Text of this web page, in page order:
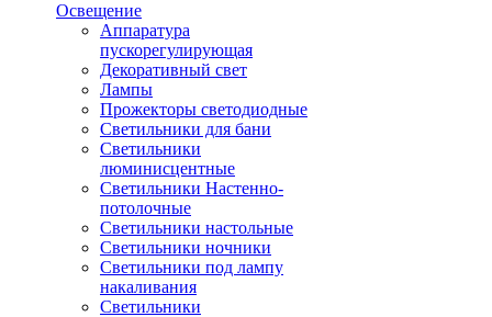
Освещение
Аппаратура
пускорегулирующая
Декоративный свет
Лампы
Прожекторы светодиодные
Светильники для бани
Светильники
люминисцентные
Светильники Настенно-
потолочные
Светильники настольные
Светильники ночники
Светильники под лампу
накаливания
Светильники